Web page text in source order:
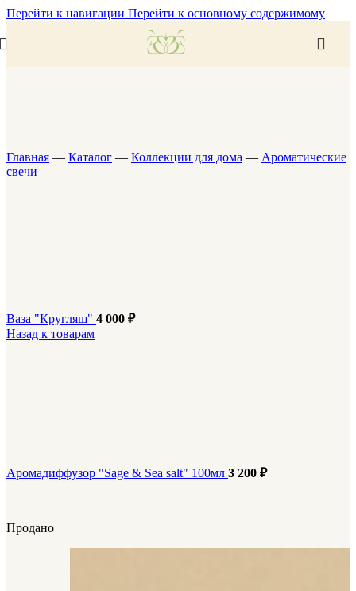
Перейти к навигации Перейти к основному содержимому
Главная — Каталог — Коллекции для дома — Ароматические
свечи
Ваза "Кругляш" 4 000 ₽
Назад к товарам
Аромадиффузор "Sage & Sea salt" 100мл 3 200 ₽
Продано